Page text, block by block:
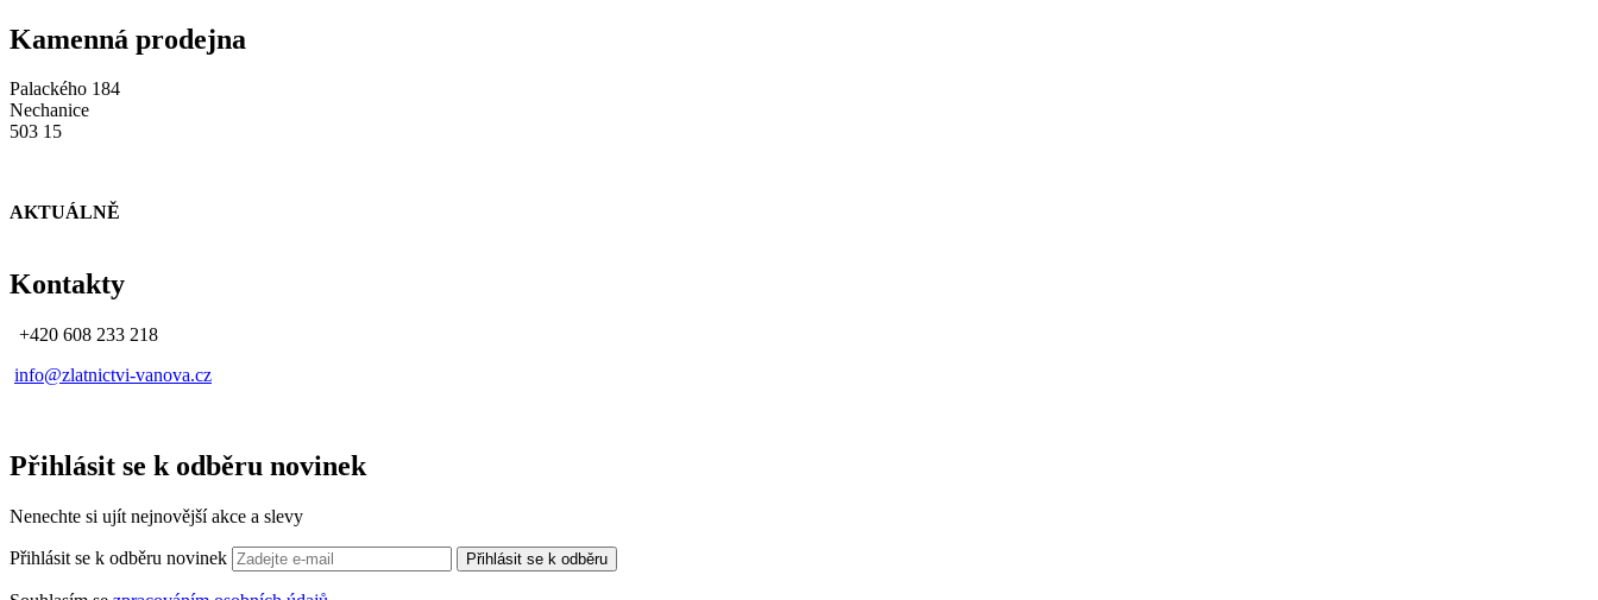
Kamenná prodejna
Palackého 184
Nechanice
503 15
AKTUÁLNĚ
Kontakty
+420 608 233 218
info@zlatnictvi-vanova.cz
Přihlásit se k odběru novinek
Nenechte si ujít nejnovější akce a slevy
Přihlásit se k odběru novinek Přihlásit se k odběru